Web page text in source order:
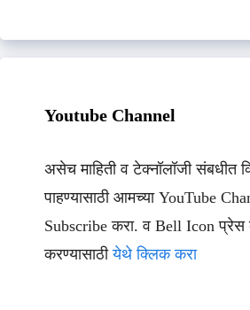
Youtube Channel
असेच माहिती व टेक्नॉलॉजी संबधीत
पाहण्यासाठी आमच्या YouTube
Subscribe करा. व Bell Icon प्रेस
करण्यासाठीयेथे क्लिक करा